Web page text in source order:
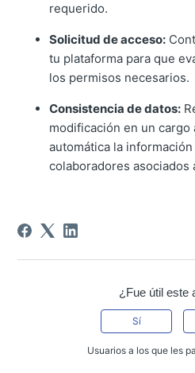
requerido.
Solicitud de acceso:
tu plataforma para que
los permisos necesarios.
Consistencia de datos:
modificación en un cargo
automática la
colaboradores asociados
¿Fue útil este
Sí
Usuarios a los que les